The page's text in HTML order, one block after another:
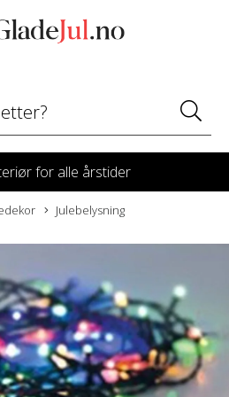
for alle årstider
Julebelysning